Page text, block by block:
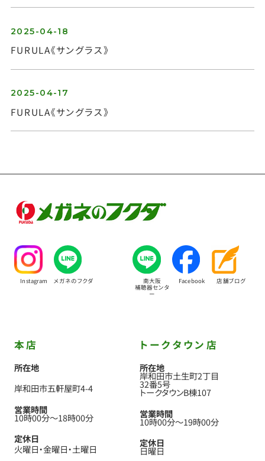
2025-04-18
FURULA《サングラス》
2025-04-17
FURULA《サングラス》
Instagram メガネのフクダ 南大阪
補聴器センタ
ー
Facebook 店舗ブログ
本店
所在地
岸和田市五軒屋町4-4
営業時間
10時00分〜18時00分
定休日
火曜日 金曜日 土曜日
トークタウン店
所在地
岸和田市土生町2丁目
32番5号
トークタウンB棟107
営業時間
10時00分〜19時00分
定休日
日曜日